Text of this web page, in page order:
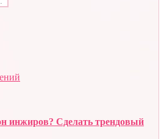
инжиров? Сделать трендовый